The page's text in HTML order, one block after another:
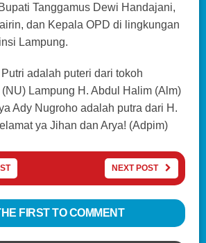
Tanggamus Dewi Handajani,
dan Kepala OPD di lingkungan
Lampung.
adalah puteri dari tokoh
Lampung H. Abdul Halim (Alm)
Ady Nugroho adalah putra dari H.
ya Jihan dan Arya! (Adpim)
NEXT POST
FIRST TO COMMENT